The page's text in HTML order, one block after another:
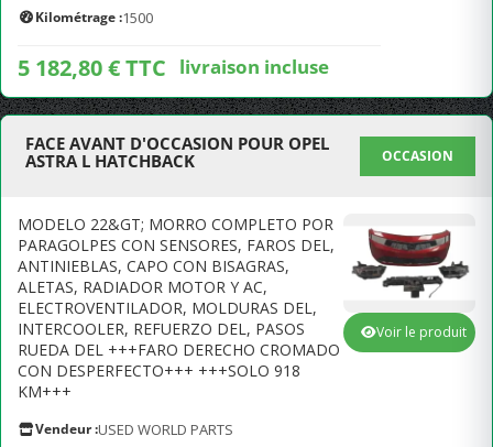
Kilométrage :1500
5 182,80 € TTC livraison incluse
FACE AVANT D'OCCASION POUR OPEL
ASTRA L HATCHBACK
OCCASION
MODELO 22&GT; MORRO COMPLETO POR
PARAGOLPES CON SENSORES, FAROS DEL,
ANTINIEBLAS, CAPO CON BISAGRAS,
ALETAS, RADIADOR MOTOR Y AC,
ELECTROVENTILADOR, MOLDURAS DEL,
INTERCOOLER, REFUERZO DEL, PASOS
RUEDA DEL +++FARO DERECHO CROMADO
CON DESPERFECTO+++ +++SOLO 918
KM+++
Vendeur :USED WORLD PARTS
Voir le produit